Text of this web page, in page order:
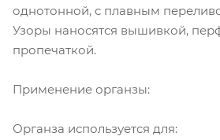
однотонной, с плавным
Узоры наносятся вышивкой,
пропечаткой.
Применение органзы:
Органза используется для: